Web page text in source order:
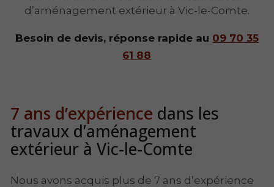
d’aménagement extérieur à Vic-le-Comte.
Besoin de devis, réponse rapide au 09 70 35
61 88
7 ans d’expérience dans les
travaux d’aménagement
extérieur à Vic-le-Comte
Nous avons acquis plus de 7 ans d’expérience